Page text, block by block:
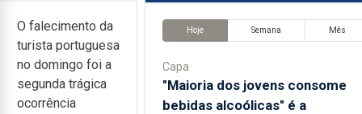
O falecimento da
turista portuguesa
no domingo foi a
segunda trágica
ocorrência
Hoje Semana Mês
Capa
"Maioria dos jovens consome
bebidas alcoólicas" é a